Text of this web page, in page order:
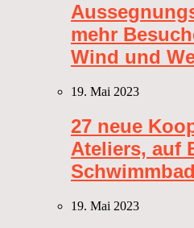
mehr
Wind und
19. Mai 2023
27 neue
Ateliers, auf
19. Mai 2023